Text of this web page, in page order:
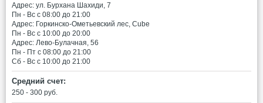
Адрес: ул. Бурхана Шахиди, 7
Пн - Вс c 08:00 до 21:00
Адрес: Горкинско-Ометьевский лес, Cube
Пн - Вс c 10:00 до 20:00
Адрес: Лево-Булачная, 56
Пн - Пт c 08:00 до 21:00
Сб - Вс c 10:00 до 21:00
Средний счет:
250 - 300 руб.